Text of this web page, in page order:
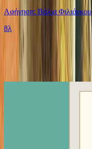
Αφήγηση: Βάλια Φιλιάγκου
8λ
Ίδιος Αφηγητής